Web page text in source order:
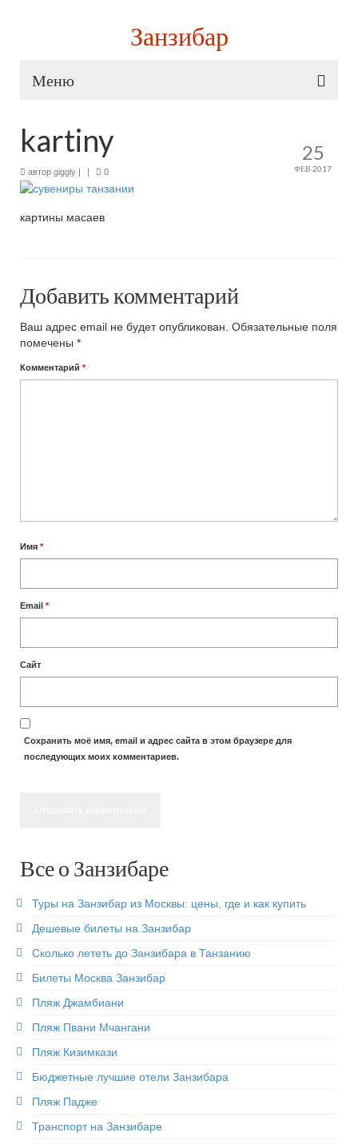
Занзибар
Меню
Туры и авиабилеты
Onlinetours
Aviasales
Туры на Занзибар из Москвы: цены, где и как
Как дешево долететь до Занзибара
Сколько лететь до Занзибара
Отели Нунгви
Пляж Матемве
Пляж Кизимкази
Развлечения
Достопримечательности Занзибара
Кайтсерфинг на Занзибаре
Prison island — остров черепах
Экскурсии на Занзибаре
Ресторан на скале The Rock
25
ФЕВ 2017
kartiny
автор giggly | | 0
картины масаев
Добавить комментарий
Ваш адрес email не будет опубликован. Обязательные поля
помечены *
Комментарий *
Имя *
Email *
Сайт
Сохранить моё имя, email и адрес сайта в этом браузере для
последующих моих комментариев.
Все о Занзибаре
Туры на Занзибар из Москвы: цены, где и как купить
Дешевые билеты на Занзибар
Сколько лететь до Занзибара в Танзанию
Билеты Москва Занзибар
Пляж Джамбиани
Пляж Пвани Мчангани
Пляж Кизимкази
Бюджетные лучшие отели Занзибара
Пляж Падже
Транспорт на Занзибаре